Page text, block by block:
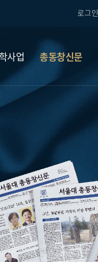
로그인
사업 총동창신문